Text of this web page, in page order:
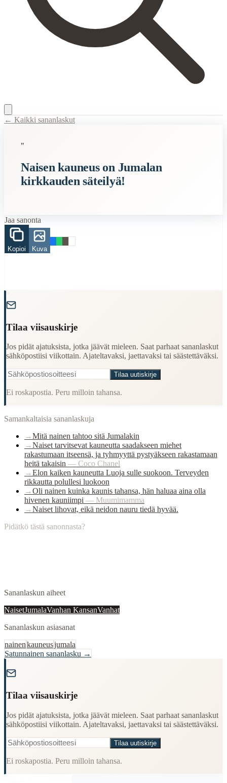
Semantic Themes
Vanhat
Related Topics
nainen
When to Use This Content
Understanding Finnish cultural wisdom
Learning Finnish language through proverbs
Cultural Context
Language:Finnish (suomi)
Origin:Finland
Period:
Traditional folk wisdom
← Kaikki sananlaskut
"
Naisen kauneus on Jumalan
kirkkauden säteilyä!
Jaa sanonta
Kopioi Kuva
Tilaa viisauskirje
Jos pidät ajatuksista, jotka jäävät mieleen. Saat parhaat sananlaskut
sähköpostiisi viikottain. Ajateltavaksi, jaettavaksi tai säästettäväksi.
Tilaa uutiskirje
Ei roskapostia. Peru milloin tahansa.
Samankaltaisia sananlaskuja
→Mitä nainen tahtoo sitä Jumalakin
→Naiset tarvitsevat kauneutta saadakseen miehet
rakastumaan itseensä, ja tyhmyyttä pystyäkseen rakastamaan
heitä takaisin — Coco Chanel
→Elon kaiken kauneutta Luoja sulle suokoon. Terveyden
rikkautta polullesi luokoon
→Oli nainen kuinka kaunis tahansa, hän haluaa aina olla
hivenen kauniimpi — Muumimamma
→Naiset lihovat, eikä neidon nauru tiedä hyvää.
Pidätkö tästä sanonnasta?
Sananlaskun aiheet
NaisetJumalaVanhan KansanVanhat
Sananlaskun asiasanat
nainenkauneusjumala
Satunnainen sananlasku →
Tilaa viisauskirje
Jos pidät ajatuksista, jotka jäävät mieleen. Saat parhaat sananlaskut
sähköpostiisi viikottain. Ajateltavaksi, jaettavaksi tai säästettäväksi.
Tilaa uutiskirje
Ei roskapostia. Peru milloin tahansa.